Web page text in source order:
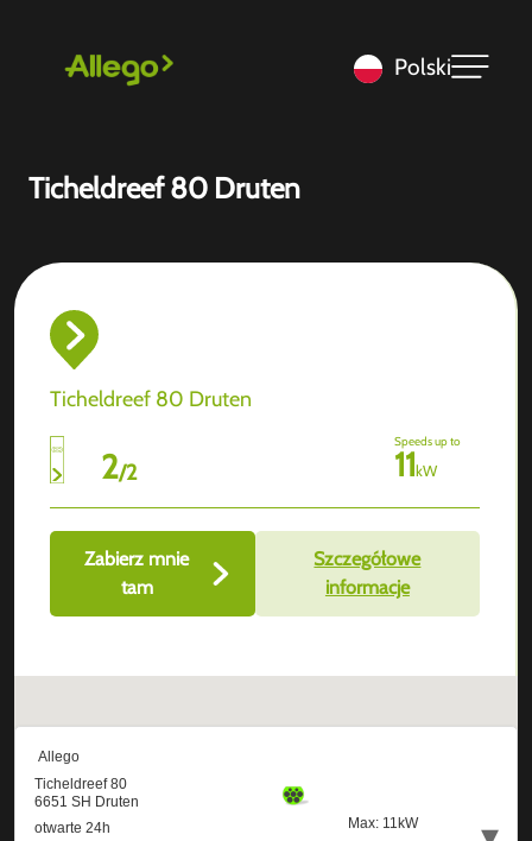
Polski
Ticheldreef 80 Druten
Ticheldreef 80 Druten
2/2
Speeds up to
11kW
Zabierz mnie
tam
Szczegółowe
informacje